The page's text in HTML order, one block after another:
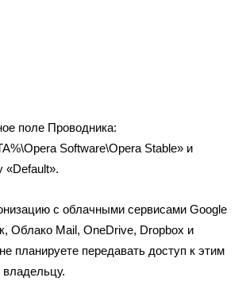
поле Проводника:
Software\Opera Stable» и
«Default».
с облачными сервисами Google
Облако Mail, OneDrive, Dropbox и
планируете передавать доступ к этим
владельцу.